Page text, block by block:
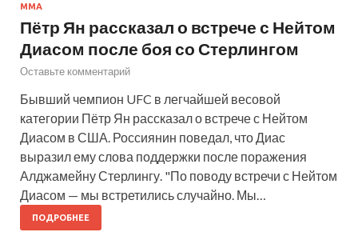
MMA
Пётр Ян рассказал о встрече с Нейтом
Диасом после боя со Стерлингом
Оставьте комментарий
Бывший чемпион UFC в легчайшей весовой
категории Пётр Ян рассказал о встрече с Нейтом
Диасом в США. Россиянин поведал, что Диас
выразил ему слова поддержки после поражения
Алджамейну Стерлингу. "По поводу встречи с Нейтом
Диасом — мы встретились случайно. Мы…
ПОДРОБНЕЕ